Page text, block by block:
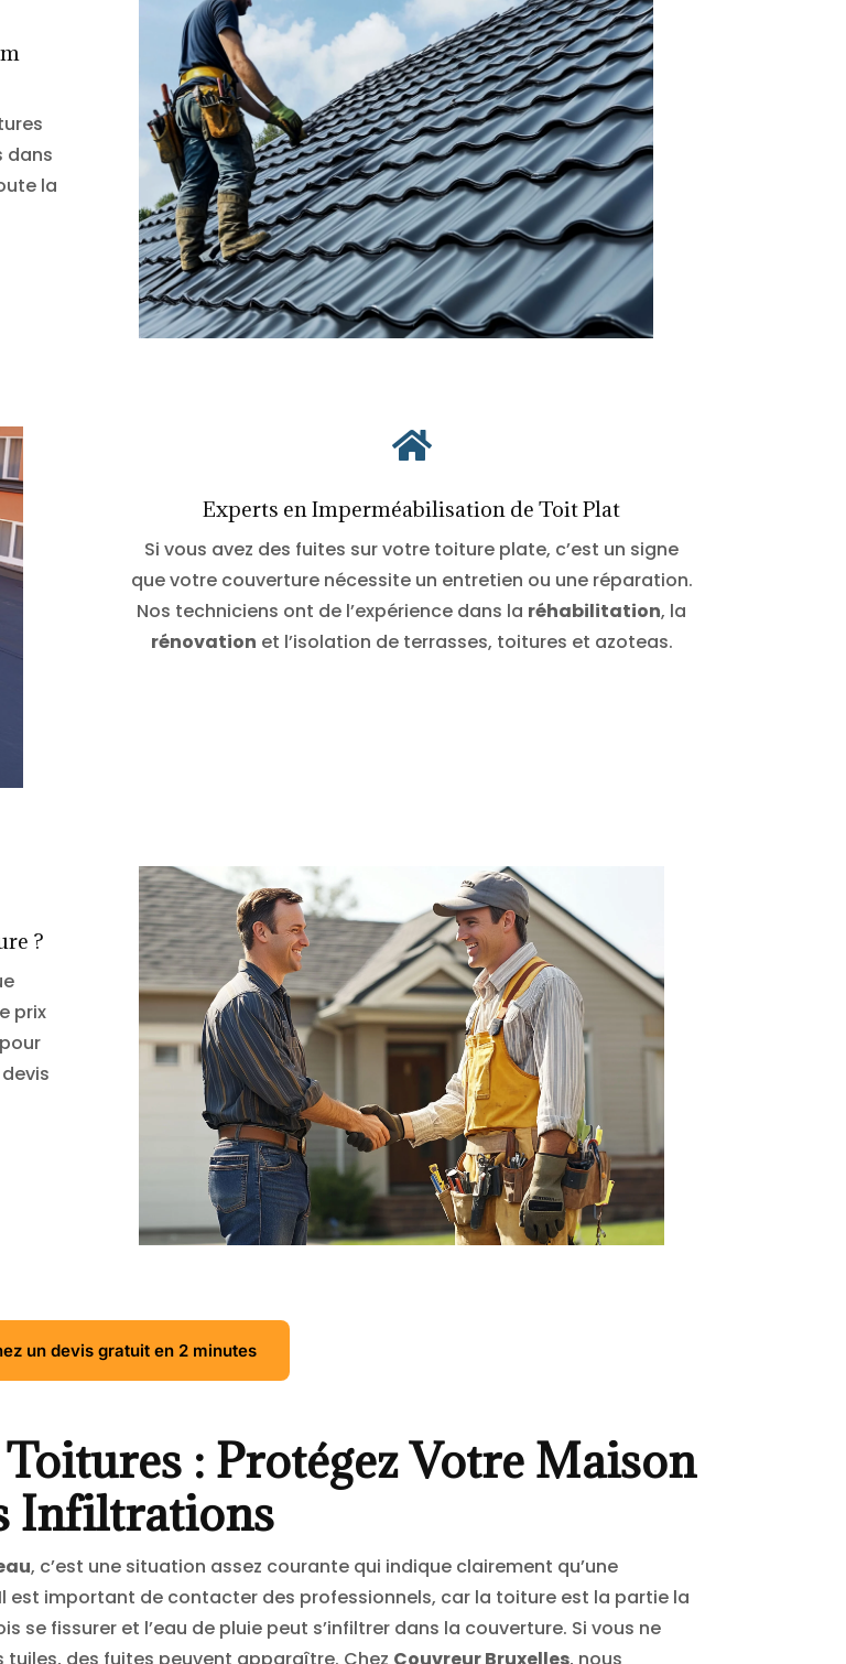
dans
la

Experts en Imperméabilisation de Toit Plat
Si vous avez des fuites sur votre toiture plate, c’est un signe
que votre couverture nécessite un entretien ou une réparation.
Nos techniciens ont de l’expérience dans la réhabilitation, la
rénovation et l’isolation de terrasses, toitures et azoteas.
?
prix
un devis gratuit en 2 minutes
: Protégez Votre Maison
Infiltrations
, c’est une situation assez courante qui indique clairement qu’une
est important de contacter des professionnels, car la toiture est la partie la
se fissurer et l’eau de pluie peut s’infiltrer dans la couverture. Si vous ne